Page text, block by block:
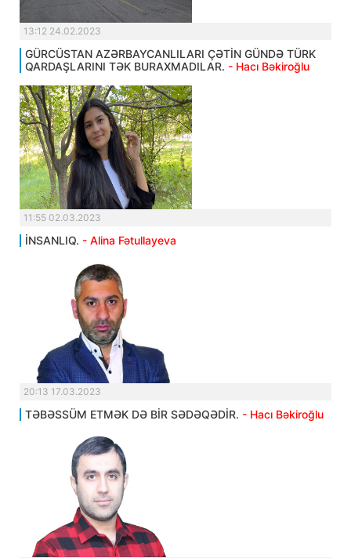
13:12 24.02.2023
GÜRCÜSTAN AZƏRBAYCANLILARI ÇƏTİN GÜNDƏ TÜRK
QARDAŞLARINI TƏK BURAXMADILAR. - Hacı Bəkiroğlu
11:55 02.03.2023
İNSANLIQ. - Alina Fətullayeva
20:13 17.03.2023
TƏBƏSSÜM ETMƏK DƏ BİR SƏDƏQƏDİR. - Hacı Bəkiroğlu